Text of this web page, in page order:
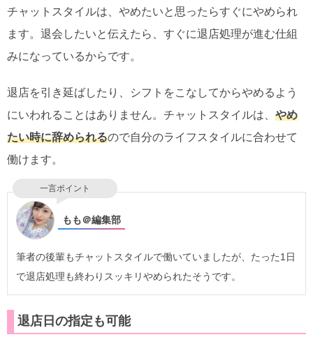
チャットスタイルは、やめたいと思ったらすぐにやめられ
ます。退会したいと伝えたら、すぐに退店処理が進む仕組
みになっているからです。
退店を引き延ばしたり、シフトをこなしてからやめるよう
にいわれることはありません。チャットスタイルは、 やめ
たい時に辞められるので自分のライフスタイルに合わせて
働けます。
一言ポイント
もも＠編集部
筆者の後輩もチャットスタイルで働いていましたが、たった1日
で退店処理も終わりスッキリやめられたそうです。
退店日の指定も可能